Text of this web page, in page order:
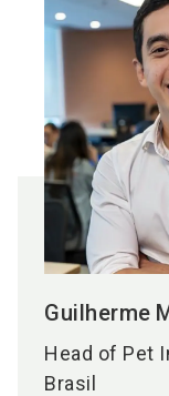
Guilherme
Head of Pet
Brasil